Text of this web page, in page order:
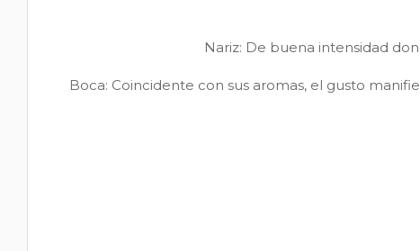
Nariz: De buena intensidad
Boca: Coincidente con sus aromas, el gusto